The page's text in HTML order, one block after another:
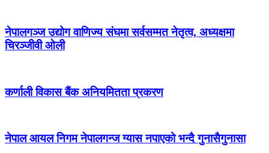
नेपालगञ्ज उद्योग वाणिज्य संघमा सर्वसम्मत नेतृत्व, अध्यक्षमा
चिरञ्जीवी ओली
कर्णाली विकास बैंक अनियमितता प्रकरण
नेपाल आयल निगम नेपालगन्ज ग्यास नपाएको भन्दै गुनासैगुनासा